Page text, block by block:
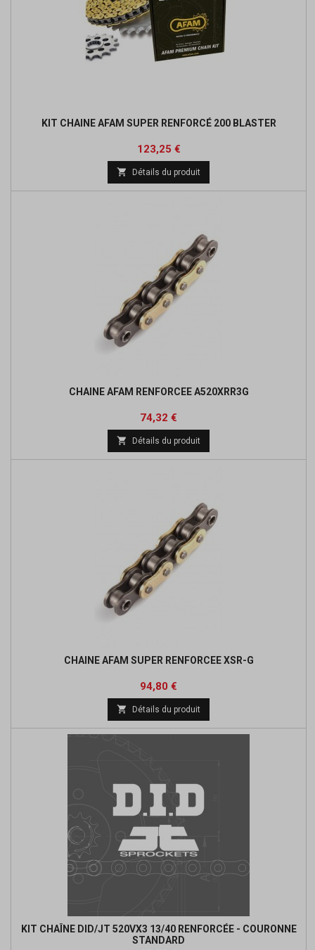
KIT CHAINE AFAM SUPER RENFORCÉ 200 BLASTER
Prix
123,25 €Prix
de
base
 Détails du produit
CHAINE AFAM RENFORCEE A520XRR3G
Prix
74,32 €
base
 Détails du produit
CHAINE AFAM SUPER RENFORCEE XSR-G
Prix
94,80 €
base
 Détails du produit
KIT CHAÎNE DID/JT 520VX3 13/40 RENFORCÉE - COURONNE
STANDARD